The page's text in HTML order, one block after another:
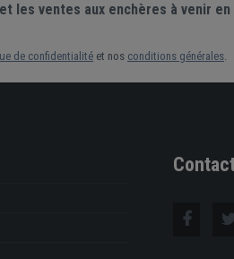
les ventes aux enchères à venir en
de confidentialité et nos conditions générales.